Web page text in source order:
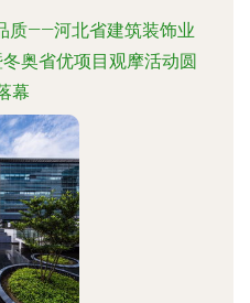
质——河北省建筑装饰业
奥省优项目观摩活动圆
幕